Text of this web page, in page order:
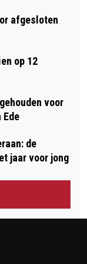
afgesloten
op 12
voor
de
jaar voor jong